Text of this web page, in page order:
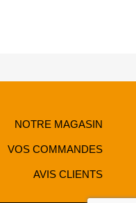
NOTRE MAGASIN
VOS COMMANDES
AVIS CLIENTS